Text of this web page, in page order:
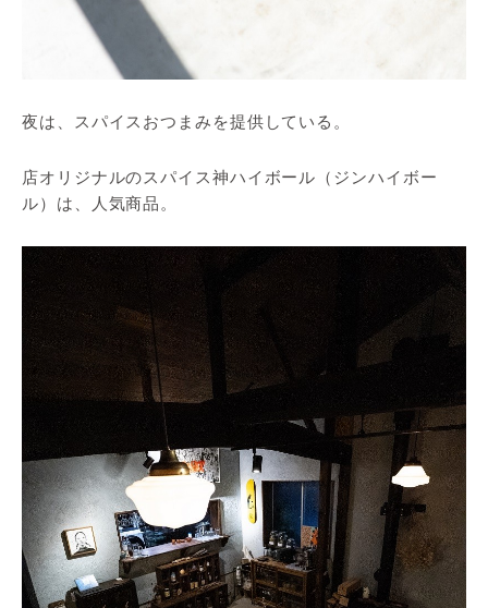
夜は、スパイスおつまみを提供している。
店オリジナルのスパイス神ハイボール（ジンハイボー
ル）は、人気商品。